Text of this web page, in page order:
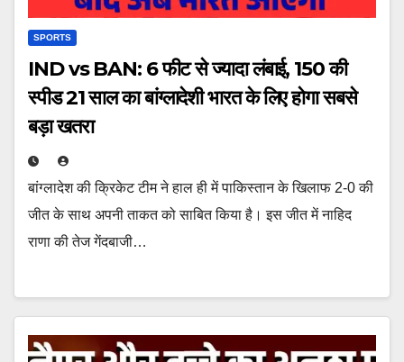
SPORTS
IND vs BAN: 6 फीट से ज्यादा लंबाई, 150 की
स्पीड 21 साल का बांग्लादेशी भारत के लिए होगा सबसे
बड़ा खतरा
बांग्लादेश की क्रिकेट टीम ने हाल ही में पाकिस्तान के खिलाफ 2-0 की
जीत के साथ अपनी ताकत को साबित किया है। इस जीत में नाहिद
राणा की तेज गेंदबाजी…